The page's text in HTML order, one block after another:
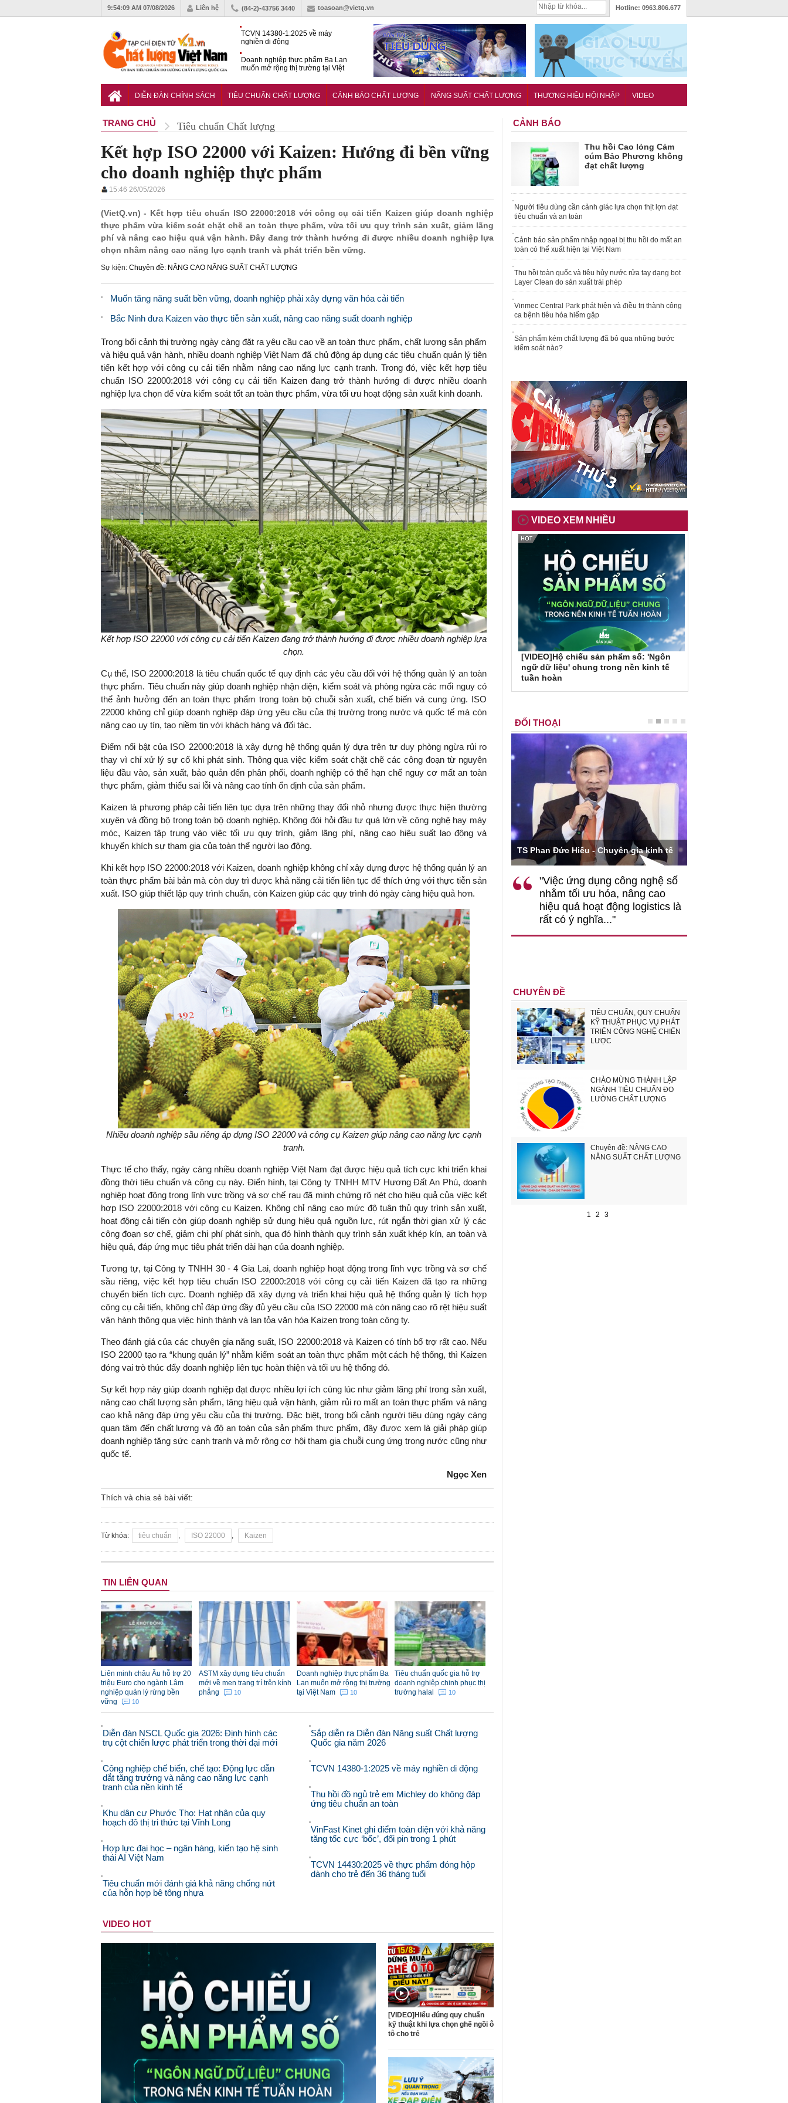
9:54:11 AM07/08/2026 Liên hệ (84-2)-43756 3440 toasoan@vietq.vn Hotline: 0963.806.677
TCVN 14380-1:2025 về máy
nghiền di động
Doanh nghiệp thực phẩm Ba Lan
muốn mở rộng thị trường tại Việt
nghiệp chinh phục thị trường halal
DIỄN ĐÀN CHÍNH SÁCH TIÊU CHUẨN CHẤT LƯỢNG CẢNH BÁO CHẤT LƯỢNG NĂNG SUẤT CHẤT LƯỢNG THƯƠNG HIỆU HỘI NHẬP VIDEO
TRANG CHỦ Tiêu chuẩn Chất lượng
Kết hợp ISO 22000 với Kaizen: Hướng đi bền vững
cho doanh nghiệp thực phẩm
15:46 26/05/2026
(VietQ.vn) - Kết hợp tiêu chuẩn ISO 22000:2018 với công cụ cải tiến Kaizen giúp doanh nghiệp
thực phẩm vừa kiểm soát chặt chẽ an toàn thực phẩm, vừa tối ưu quy trình sản xuất, giảm lãng
phí và nâng cao hiệu quả vận hành. Đây đang trở thành hướng đi được nhiều doanh nghiệp lựa
chọn nhằm nâng cao năng lực cạnh tranh và phát triển bền vững.
Sự kiện: Chuyên đề: NÂNG CAO NĂNG SUẤT CHẤT LƯỢNG
Muốn tăng năng suất bền vững, doanh nghiệp phải xây dựng văn hóa cải tiến
Bắc Ninh đưa Kaizen vào thực tiễn sản xuất, nâng cao năng suất doanh nghiệp
Trong bối cảnh thị trường ngày càng đặt ra yêu cầu cao về an toàn thực phẩm, chất lượng sản phẩm
và hiệu quả vận hành, nhiều doanh nghiệp Việt Nam đã chủ động áp dụng các tiêu chuẩn quản lý tiên
tiến kết hợp với công cụ cải tiến nhằm nâng cao năng lực cạnh tranh. Trong đó, việc kết hợp tiêu
chuẩn ISO 22000:2018 với công cụ cải tiến Kaizen đang trở thành hướng đi được nhiều doanh
nghiệp lựa chọn để vừa kiểm soát tốt an toàn thực phẩm, vừa tối ưu hoạt động sản xuất kinh doanh.
Kết hợp ISO 22000 với công cụ cải tiến Kaizen đang trở thành hướng đi được nhiều doanh nghiệp lựa
chọn.
Cụ thể, ISO 22000:2018 là tiêu chuẩn quốc tế quy định các yêu cầu đối với hệ thống quản lý an toàn
thực phẩm. Tiêu chuẩn này giúp doanh nghiệp nhận diện, kiểm soát và phòng ngừa các mối nguy có
thể ảnh hưởng đến an toàn thực phẩm trong toàn bộ chuỗi sản xuất, chế biến và cung ứng. ISO
22000 không chỉ giúp doanh nghiệp đáp ứng yêu cầu của thị trường trong nước và quốc tế mà còn
nâng cao uy tín, tạo niềm tin với khách hàng và đối tác.
Điểm nổi bật của ISO 22000:2018 là xây dựng hệ thống quản lý dựa trên tư duy phòng ngừa rủi ro
thay vì chỉ xử lý sự cố khi phát sinh. Thông qua việc kiểm soát chặt chẽ các công đoạn từ nguyên
liệu đầu vào, sản xuất, bảo quản đến phân phối, doanh nghiệp có thể hạn chế nguy cơ mất an toàn
thực phẩm, giảm thiểu sai lỗi và nâng cao tính ổn định của sản phẩm.
Kaizen là phương pháp cải tiến liên tục dựa trên những thay đổi nhỏ nhưng được thực hiện thường
xuyên và đồng bộ trong toàn bộ doanh nghiệp. Không đòi hỏi đầu tư quá lớn về công nghệ hay máy
móc, Kaizen tập trung vào việc tối ưu quy trình, giảm lãng phí, nâng cao hiệu suất lao động và
khuyến khích sự tham gia của toàn thể người lao động.
Khi kết hợp ISO 22000:2018 với Kaizen, doanh nghiệp không chỉ xây dựng được hệ thống quản lý an
toàn thực phẩm bài bản mà còn duy trì được khả năng cải tiến liên tục để thích ứng với thực tiễn sản
xuất. ISO giúp thiết lập quy trình chuẩn, còn Kaizen giúp các quy trình đó ngày càng hiệu quả hơn.
Nhiều doanh nghiệp sầu riêng áp dụng ISO 22000 và công cụ Kaizen giúp nâng cao năng lực cạnh
tranh.
Thực tế cho thấy, ngày càng nhiều doanh nghiệp Việt Nam đạt được hiệu quả tích cực khi triển khai
đồng thời tiêu chuẩn và công cụ này. Điển hình, tại Công ty TNHH MTV Hương Đất An Phú, doanh
nghiệp hoạt động trong lĩnh vực trồng và sơ chế rau đã minh chứng rõ nét cho hiệu quả của việc kết
hợp ISO 22000:2018 với công cụ Kaizen. Không chỉ nâng cao mức độ tuân thủ quy trình sản xuất,
hoạt động cải tiến còn giúp doanh nghiệp sử dụng hiệu quả nguồn lực, rút ngắn thời gian xử lý các
công đoạn sơ chế, giảm chi phí phát sinh, qua đó hình thành quy trình sản xuất khép kín, an toàn và
hiệu quả, đáp ứng mục tiêu phát triển dài hạn của doanh nghiệp.
Tương tự, tại Công ty TNHH 30 - 4 Gia Lai, doanh nghiệp hoạt động trong lĩnh vực trồng và sơ chế
sầu riêng, việc kết hợp tiêu chuẩn ISO 22000:2018 với công cụ cải tiến Kaizen đã tạo ra những
chuyển biến tích cực. Doanh nghiệp đã xây dựng và triển khai hiệu quả hệ thống quản lý tích hợp
công cụ cải tiến, không chỉ đáp ứng đầy đủ yêu cầu của ISO 22000 mà còn nâng cao rõ rệt hiệu suất
vận hành thông qua việc hình thành và lan tỏa văn hóa Kaizen trong toàn công ty.
Theo đánh giá của các chuyên gia năng suất, ISO 22000:2018 và Kaizen có tính bổ trợ rất cao. Nếu
ISO 22000 tạo ra “khung quản lý” nhằm kiểm soát an toàn thực phẩm một cách hệ thống, thì Kaizen
đóng vai trò thúc đẩy doanh nghiệp liên tục hoàn thiện và tối ưu hệ thống đó.
Sự kết hợp này giúp doanh nghiệp đạt được nhiều lợi ích cùng lúc như giảm lãng phí trong sản xuất,
nâng cao chất lượng sản phẩm, tăng hiệu quả vận hành, giảm rủi ro mất an toàn thực phẩm và nâng
cao khả năng đáp ứng yêu cầu của thị trường. Đặc biệt, trong bối cảnh người tiêu dùng ngày càng
quan tâm đến chất lượng và độ an toàn của sản phẩm thực phẩm, đây được xem là giải pháp giúp
doanh nghiệp tăng sức cạnh tranh và mở rộng cơ hội tham gia chuỗi cung ứng trong nước cũng như
quốc tế.
Ngọc Xen
Thích và chia sẻ bài viết:
Từ khóa: tiêu chuẩn , ISO 22000 , Kaizen
TIN LIÊN QUAN
Liên minh châu Âu hỗ trợ 20
triệu Euro cho ngành Lâm
nghiệp quản lý rừng bền
vững
10
ASTM xây dựng tiêu chuẩn
mới về men trang trí trên kính
phẳng
10
Doanh nghiệp thực phẩm Ba
Lan muốn mở rộng thị trường
tại Việt Nam
10
Tiêu chuẩn quốc gia hỗ trợ
doanh nghiệp chinh phục thị
trường halal
10
Diễn đàn NSCL Quốc gia 2026: Định hình các
trụ cột chiến lược phát triển trong thời đại mới
Công nghiệp chế biến, chế tạo: Động lực dẫn
dắt tăng trưởng và nâng cao năng lực cạnh
tranh của nền kinh tế
Khu dân cư Phước Thọ: Hạt nhân của quy
hoạch đô thị tri thức tại Vĩnh Long
Hợp lực đại học – ngân hàng, kiến tạo hệ sinh
thái AI Việt Nam
Tiêu chuẩn mới đánh giá khả năng chống nứt
của hỗn hợp bê tông nhựa
Sắp diễn ra Diễn đàn Năng suất Chất lượng
Quốc gia năm 2026
TCVN 14380-1:2025 về máy nghiền di động
Thu hồi đồ ngủ trẻ em Michley do không đáp
ứng tiêu chuẩn an toàn
VinFast Kinet ghi điểm toàn diện với khả năng
tăng tốc cực ‘bốc’, đổi pin trong 1 phút
TCVN 14430:2025 về thực phẩm đóng hộp
dành cho trẻ đến 36 tháng tuổi
VIDEO HOT
[VIDEO]Hiểu đúng quy chuẩn
kỹ thuật khi lựa chọn ghế ngồi ô
tô cho trẻ
CẢNH BÁO
Thu hồi Cao lỏng Cảm
cúm Bảo Phương không
đạt chất lượng
Người tiêu dùng cần cảnh giác lựa chọn thịt lợn đạt
tiêu chuẩn và an toàn
Cảnh báo sản phẩm nhập ngoại bị thu hồi do mất an
toàn có thể xuất hiện tại Việt Nam
Thu hồi toàn quốc và tiêu hủy nước rửa tay dạng bọt
Layer Clean do sản xuất trái phép
Vinmec Central Park phát hiện và điều trị thành công
ca bệnh tiêu hóa hiếm gặp
Sản phẩm kém chất lượng đã bỏ qua những bước
kiểm soát nào?
VIDEO XEM NHIỀU
[VIDEO]Hộ chiếu sản phẩm số: 'Ngôn
ngữ dữ liệu' chung trong nền kinh tế
tuần hoàn
ĐỐI THOẠI
TS. Nguyễn Đức Độ - Phó Viện trưởng
Viện Kinh tế Tài chính
"Có rất nhiều việc phải làm
ngay từ bây giờ và trên thực tế
đang được tiến hành như tăng
đầu tư cho khoa học công
nghệ; ban hành các cơ chế
khuyến khích đổi mới sáng tạo,
khởi nghiệp..."
Việc sử dụng hiệu quả chính
sách tài khóa không chỉ mang ý
nghĩa hỗ trợ ngắn hạn mà còn
đóng vai trò tạo nền tảng cho
tăng trưởng bền vững dài hạn.
TS Phan Đức Hiếu - Chuyên gia kinh tế
"Việc ứng dụng công nghệ số
nhằm tối ưu hóa, nâng cao
hiệu quả hoạt động logistics là
rất có ý nghĩa..."
CHUYÊN ĐỀ
TIÊU CHUẨN, QUY CHUẨN
KỸ THUẬT PHỤC VỤ PHÁT
TRIỂN CÔNG NGHỆ CHIẾN
LƯỢC
CHÀO MỪNG THÀNH LẬP
NGÀNH TIÊU CHUẨN ĐO
LƯỜNG CHẤT LƯỢNG
Chuyên đề: NÂNG CAO
NĂNG SUẤT CHẤT LƯỢNG
1 2 3